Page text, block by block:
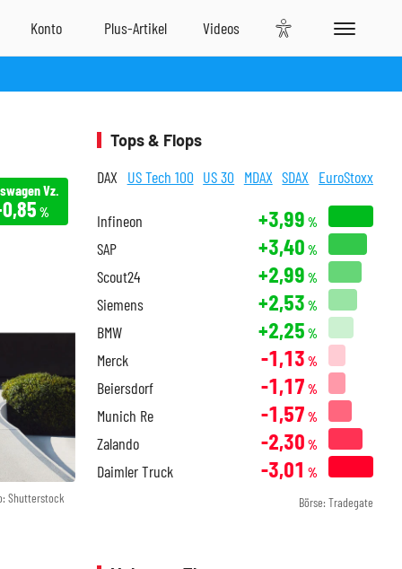
Shutterstock
Vz.
%
Tops & Flops
DAX US Tech 100 US 30 MDAX SDAX EuroStoxx
Infineon +3,99 %
SAP +3,40 %
Scout24 +2,99 %
Siemens +2,53 %
BMW +2,25 %
Merck -1,13 %
Beiersdorf -1,17 %
Munich Re -1,57 %
Zalando -2,30 %
Daimler Truck -3,01 %
Börse: Tradegate